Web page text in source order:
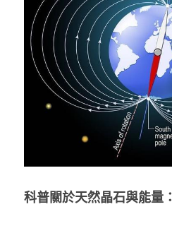
科普關於天然晶石與能量：